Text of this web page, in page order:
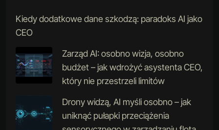
Kiedy dodatkowe dane szkodzą: paradoks AI jako
CEO
Zarząd AI: osobno wizja, osobno
budżet – jak wdrożyć asystenta CEO,
który nie przestrzeli limitów
Drony widzą, AI myśli osobno – jak
uniknąć pułapki przeciążenia